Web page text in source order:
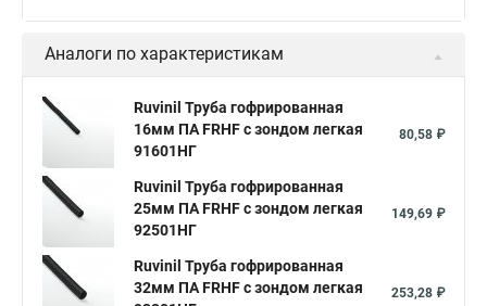
Аналоги по характеристикам
Ruvinil Труба гофрированная
16мм ПА FRHF с зондом легкая
91601НГ
80,58 ₽
Ruvinil Труба гофрированная
25мм ПА FRHF с зондом легкая
92501НГ
149,69 ₽
Ruvinil Труба гофрированная
32мм ПА FRHF с зондом легкая
253,28 ₽